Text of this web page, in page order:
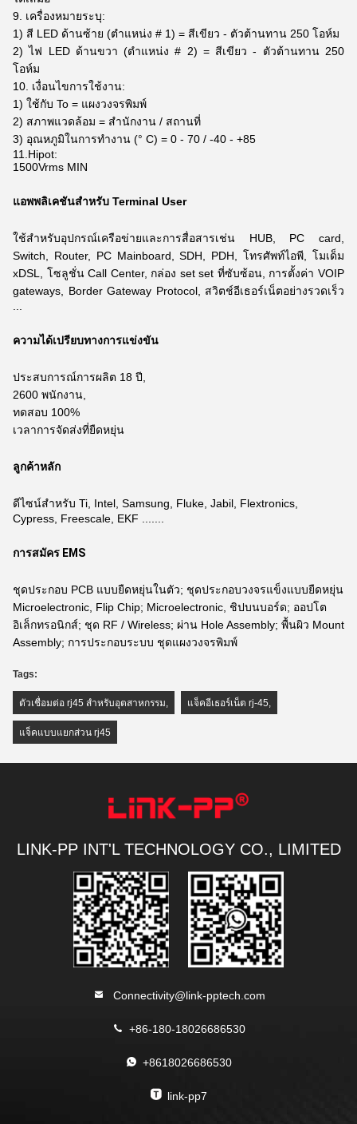
9. เครื่องหมายระบุ:
1) สี LED ด้านซ้าย (ตำแหน่ง # 1) = สีเขียว - ตัวต้านทาน 250 โอห์ม
2) ไฟ LED ด้านขวา (ตำแหน่ง # 2) = สีเขียว - ตัวต้านทาน 250
โอห์ม
10. เงื่อนไขการใช้งาน:
1) ใช้กับ To = แผงวงจรพิมพ์
2) สภาพแวดล้อม = สำนักงาน / สถานที่
3) อุณหภูมิในการทำงาน (° C) = 0 - 70 / -40 - +85
11.Hipot:
1500Vrms MIN
แอพพลิเคชันสำหรับ Terminal User
ใช้สำหรับอุปกรณ์เครือข่ายและการสื่อสารเช่น HUB, PC card,
Switch, Router, PC Mainboard, SDH, PDH, โทรศัพท์ไอพี, โมเด็ม
xDSL,
โซลูชั่น Call Center, กล่อง set set ที่ซับซ้อน, การตั้งค่า VOIP
gateways, Border Gateway Protocol, สวิตช์อีเธอร์เน็ตอย่างรวดเร็ว
ความได้เปรียบทางการแข่งขัน
ประสบการณ์การผลิต 18 ปี,
2600 พนักงาน,
ทดสอบ 100%
เวลาการจัดส่งที่ยืดหยุ่น
ลูกค้าหลัก
ดีไซน์สำหรับ Ti, Intel, Samsung, Fluke, Jabil, Flextronics,
Cypress, Freescale, EKF .......
การสมัคร EMS
ชุดประกอบ PCB แบบยืดหยุ่นในตัว; ชุดประกอบวงจรแข็งแบบยืดหยุ่น
Microelectronic, Flip Chip; Microelectronic, ชิปบนบอร์ด; ออปโต
อิเล็กทรอนิกส์; ชุด RF / Wireless; ผ่าน Hole Assembly; พื้นผิว Mount
Assembly; การประกอบระบบ ชุดแผงวงจรพิมพ์
Tags:
ตัวเชื่อมต่อ rj45 สำหรับอุตสาหกรรม, แจ็คอีเธอร์เน็ต rj-45,
แจ็คแบบแยกส่วน rj45
LINK-PP INT'L TECHNOLOGY CO., LIMITED
Connectivity@link-pptech.com
+86-180-18026686530
+8618026686530
link-pp7